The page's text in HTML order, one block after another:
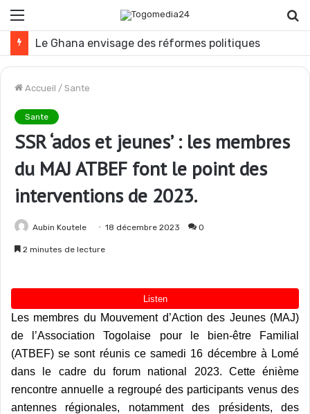
Menu
Accueil / Sante
Sante
SSR ‘ados et jeunes’ : les membres
du MAJ ATBEF font le point des
interventions de 2023.
Aubin Koutele 18 décembre 2023 0
2 minutes de lecture
Les membres du Mouvement d’Action des Jeunes (MAJ)
de l’Association Togolaise pour le bien-être Familial
(ATBEF) se sont réunis ce samedi 16 décembre à Lomé
dans le cadre du forum national 2023. Cette énième
rencontre annuelle a regroupé des participants venus des
antennes régionales, notamment des présidents, des